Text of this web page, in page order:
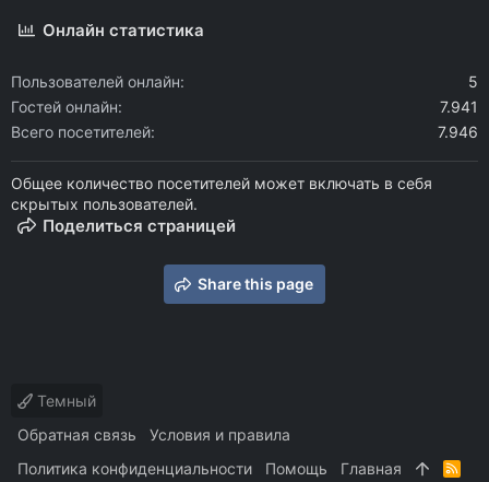
Онлайн статистика
Пользователей онлайн
5
Гостей онлайн
7.941
Всего посетителей
7.946
Общее количество посетителей может включать в себя
скрытых пользователей.
Поделиться страницей
Share this page
Темный
Обратная связь
Условия и правила
Политика конфиденциальности
Помощь Главная
R